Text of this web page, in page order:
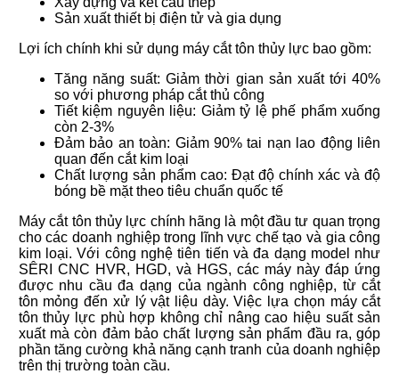
Sản xuất thiết bị điện tử và gia dụng
Lợi ích chính khi sử dụng máy cắt tôn thủy lực bao gồm:
Tăng năng suất: Giảm thời gian sản xuất tới 40%
so với phương pháp cắt thủ công
Tiết kiệm nguyên liệu: Giảm tỷ lệ phế phẩm xuống
còn 2-3%
Đảm bảo an toàn: Giảm 90% tai nạn lao động liên
quan đến cắt kim loại
Chất lượng sản phẩm cao: Đạt độ chính xác và độ
bóng bề mặt theo tiêu chuẩn quốc tế
Máy cắt tôn thủy lực chính hãng là một đầu tư quan trọng
cho các doanh nghiệp trong lĩnh vực chế tạo và gia công
kim loại. Với công nghệ tiên tiến và đa dạng model như
SÊRI CNC HVR, HGD, và HGS, các máy này đáp ứng
được nhu cầu đa dạng của ngành công nghiệp, từ cắt
tôn mỏng đến xử lý vật liệu dày. Việc lựa chọn máy cắt
tôn thủy lực phù hợp không chỉ nâng cao hiệu suất sản
xuất mà còn đảm bảo chất lượng sản phẩm đầu ra, góp
phần tăng cường khả năng cạnh tranh của doanh nghiệp
trên thị trường toàn cầu.